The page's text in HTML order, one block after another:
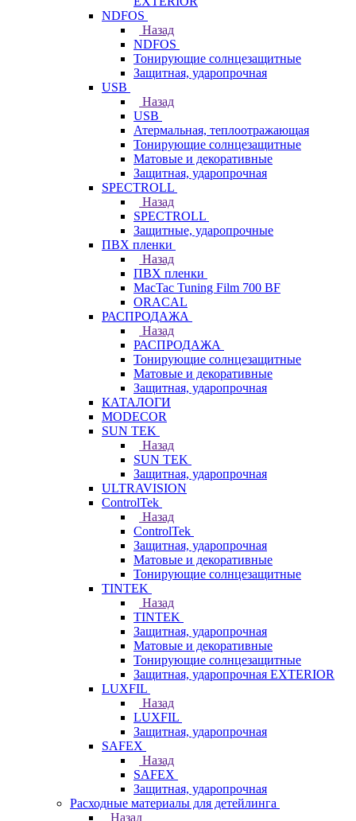
NDFOS
Назад
NDFOS
Тонирующие солнцезащитные
Защитная, ударопрочная
USB
Назад
USB
Атермальная, теплоотражающая
Тонирующие солнцезащитные
Матовые и декоративные
Защитная, ударопрочная
SPECTROLL
Назад
SPECTROLL
Защитные, ударопрочные
ПВХ пленки
Назад
ПВХ пленки
MacTac Tuning Film 700 BF
ORACAL
РАСПРОДАЖА
Назад
РАСПРОДАЖА
Тонирующие солнцезащитные
Матовые и декоративные
Защитная, ударопрочная
КАТАЛОГИ
MODECOR
SUN TEK
Назад
SUN TEK
Защитная, ударопрочная
ULTRAVISION
ControlTek
Назад
ControlTek
Защитная, ударопрочная
Матовые и декоративные
Тонирующие солнцезащитные
TINTEK
Назад
TINTEK
Защитная, ударопрочная
Матовые и декоративные
Тонирующие солнцезащитные
Защитная, ударопрочная EXTERIOR
LUXFIL
Назад
LUXFIL
Защитная, ударопрочная
SAFEX
Назад
SAFEX
Защитная, ударопрочная
Расходные материалы для детейлинга
Назад